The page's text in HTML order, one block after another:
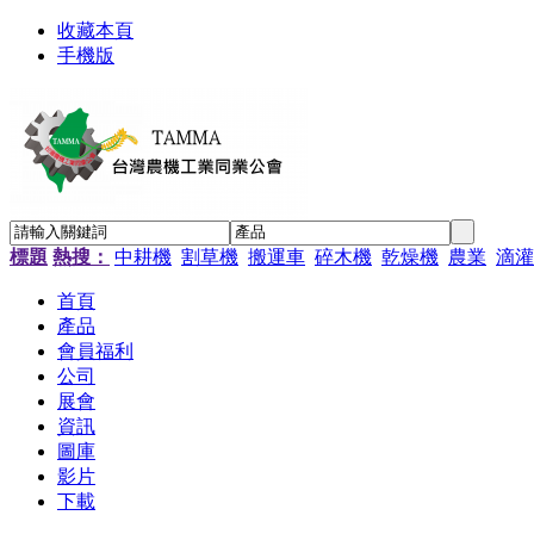
收藏本頁
手機版
標題 熱搜： 中耕機 割草機 搬運車 碎木機 乾燥機 農業 滴灌
首頁
產品
會員福利
公司
展會
資訊
圖庫
影片
下載